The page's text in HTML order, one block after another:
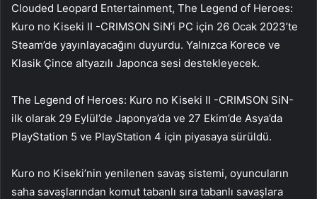
Clouded Leopard Entertainment, The Legend of Heroes:
Kuro no Kiseki II -CRIMSON SiN’i PC için 26 Ocak 2023’te
Steam’de yayınlayacağını duyurdu. Yalnızca Korece ve
Klasik Çince altyazılı Japonca sesi destekleyecek.
The Legend of Heroes: Kuro no Kiseki II -CRIMSON SiN-
ilk olarak 29 Eylül’de Japonya’da ve 27 Ekim’de Asya’da
PlayStation 5 ve PlayStation 4 için piyasaya sürüldü.
Kuro no Kiseki’nin yenilenen savaş sistemi, oyuncuların
saha savaşlarından komut tabanlı sıra tabanlı savaşlara